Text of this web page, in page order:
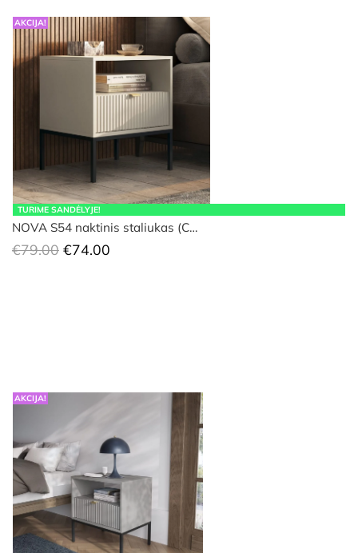
AKCIJA!
TURIME SANDĖLYJE!
NOVA S54 naktinis staliukas (C…
€79.00 Original
€74.00
AKCIJA!